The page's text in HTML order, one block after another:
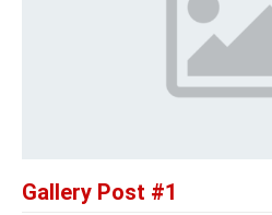
Gallery Post #1